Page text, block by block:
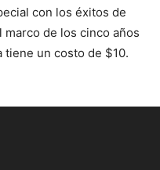
con los éxitos de
marco de los cinco años
tiene un costo de $10.